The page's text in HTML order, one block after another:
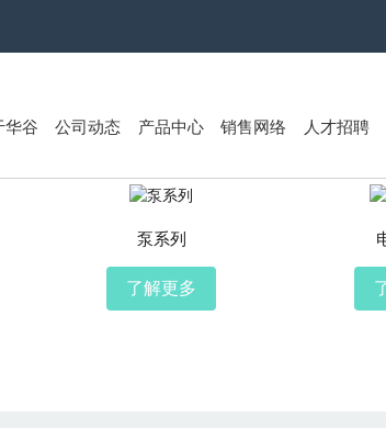
华谷 公司动态 产品中心 销售网络 人才招聘
泵系列
了解更多